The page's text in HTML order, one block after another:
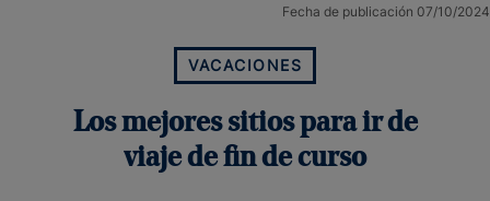
Fecha de publicación 07/10/2024
VACACIONES
Los mejores sitios para ir de
viaje de fin de curso